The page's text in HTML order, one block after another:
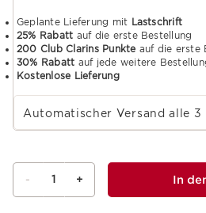
Geplante Lieferung mit Lastschrift
25% Rabatt auf die erste Bestellung
200 Club Clarins Punkte auf die erste
30% Rabatt auf jede weitere
Kostenlose Lieferung
Wählen Sie die Laufzeit des Abonnements
- 1 + In